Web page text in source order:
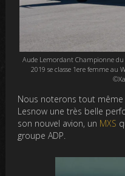
Aude Lemordant Championne
2019 se classe 1ere femme au
Nous noterons tout
Lesnow une très belle
son nouvel avion, un MXS
groupe ADP.